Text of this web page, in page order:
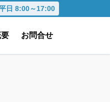
日 8:00～17:00
お問合せ